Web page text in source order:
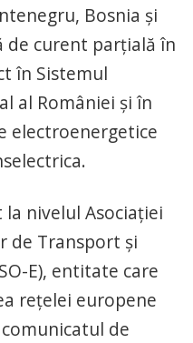
Bosnia și
de curent parțială în
în Sistemul
al României și în
electroenergetice
nivelul Asociației
de Transport și
E), entitate care
rețelei europene
de